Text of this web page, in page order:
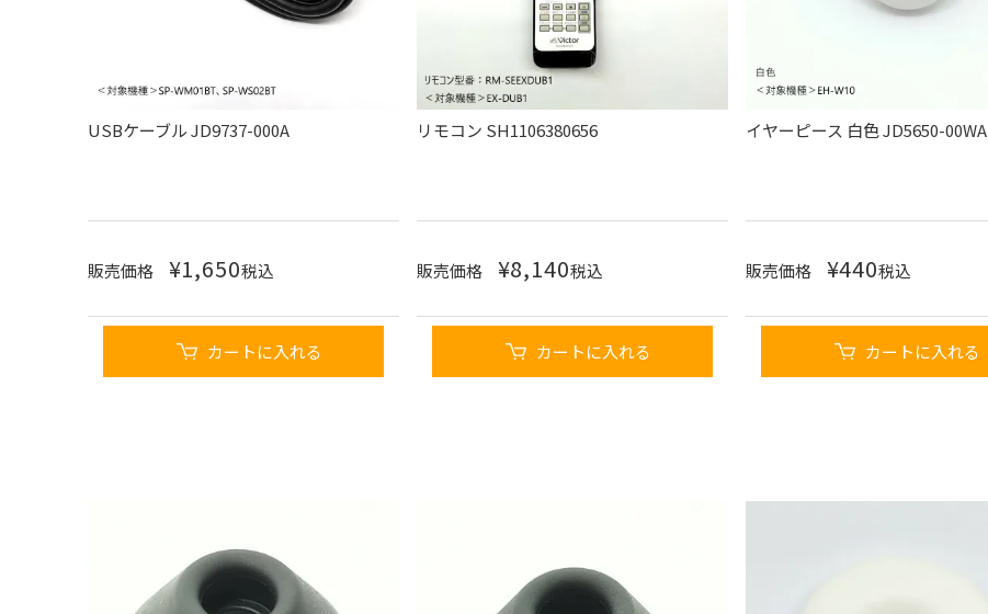
USBケーブル JD9737-000A
販売価格 ¥1,650税込
カートに入れる
リモコン SH1106380656
販売価格 ¥8,140税込
カートに入れる
イヤーピース 白色 JD5650-00WA
販売価格 ¥440税込
カートに入れる